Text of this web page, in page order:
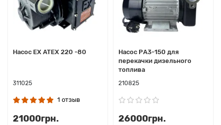
Насос ЕХ ATEX 220 -80
311025
1 отзыв
21000грн.
Насос РА3-150 для
перекачки дизельного
топлива
210825
26000грн.